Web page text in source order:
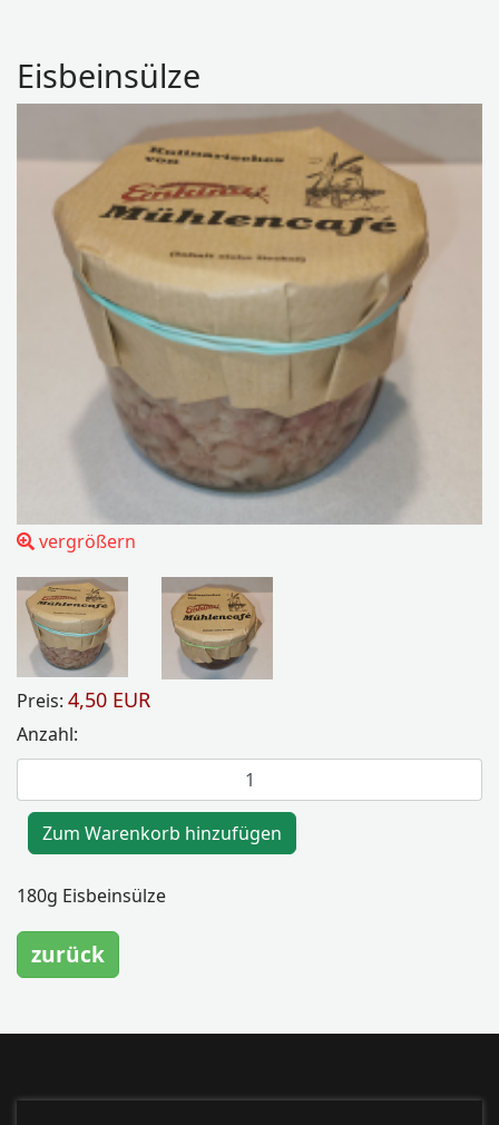
Eisbeinsülze
vergrößern
Preis: 4,50 EUR
Anzahl:
180g Eisbeinsülze